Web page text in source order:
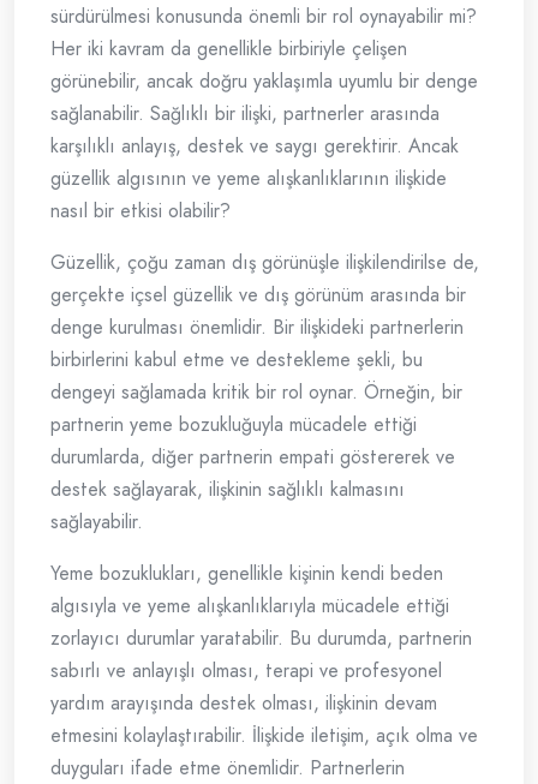
sürdürülmesi konusunda önemli bir rol oynayabilir mi?
Her iki kavram da genellikle birbiriyle çelişen
görünebilir, ancak doğru yaklaşımla uyumlu bir denge
sağlanabilir. Sağlıklı bir ilişki, partnerler arasında
karşılıklı anlayış, destek ve saygı gerektirir. Ancak
güzellik algısının ve yeme alışkanlıklarının ilişkide
nasıl bir etkisi olabilir?
Güzellik, çoğu zaman dış görünüşle ilişkilendirilse de,
gerçekte içsel güzellik ve dış görünüm arasında bir
denge kurulması önemlidir. Bir ilişkideki partnerlerin
birbirlerini kabul etme ve destekleme şekli, bu
dengeyi sağlamada kritik bir rol oynar. Örneğin, bir
partnerin yeme bozukluğuyla mücadele ettiği
durumlarda, diğer partnerin empati göstererek ve
destek sağlayarak, ilişkinin sağlıklı kalmasını
sağlayabilir.
Yeme bozuklukları, genellikle kişinin kendi beden
algısıyla ve yeme alışkanlıklarıyla mücadele ettiği
zorlayıcı durumlar yaratabilir. Bu durumda, partnerin
sabırlı ve anlayışlı olması, terapi ve profesyonel
yardım arayışında destek olması, ilişkinin devam
etmesini kolaylaştırabilir. İlişkide iletişim, açık olma ve
duyguları ifade etme önemlidir. Partnerlerin